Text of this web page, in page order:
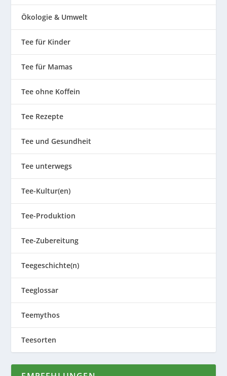
Ökologie & Umwelt
Tee für Kinder
Tee für Mamas
Tee ohne Koffein
Tee Rezepte
Tee und Gesundheit
Tee unterwegs
Tee-Kultur(en)
Tee-Produktion
Tee-Zubereitung
Teegeschichte(n)
Teeglossar
Teemythos
Teesorten